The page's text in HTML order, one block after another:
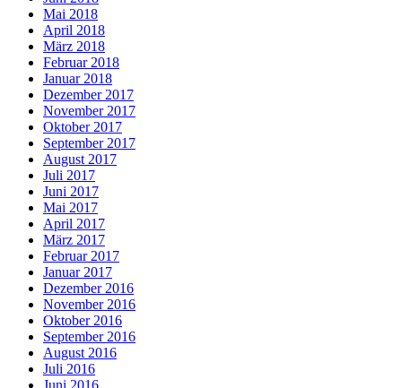
Mai 2018
April 2018
März 2018
Februar 2018
Januar 2018
Dezember 2017
November 2017
Oktober 2017
September 2017
August 2017
Juli 2017
Juni 2017
Mai 2017
April 2017
März 2017
Februar 2017
Januar 2017
Dezember 2016
November 2016
Oktober 2016
September 2016
August 2016
Juli 2016
Juni 2016